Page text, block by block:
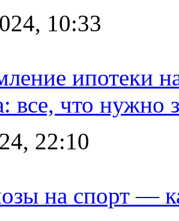
10:33
ипотеки
все, что нужно
22:10
на спорт —